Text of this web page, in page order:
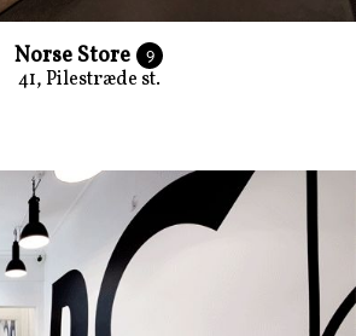
Norse Store 9
41, Pilestræde st.